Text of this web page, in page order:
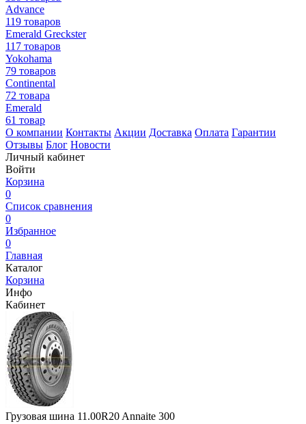
Advance
119 товаров
Emerald Greckster
117 товаров
Yokohama
79 товаров
Continental
72 товара
Emerald
61 товар
О компании Контакты Акции Доставка Оплата Гарантии
Отзывы Блог Новости
Личный кабинет
Войти
Корзина
0
Список сравнения
0
Избранное
0
Главная
Каталог
Корзина
Инфо
Кабинет
Грузовая шина 11.00R20 Annaite 300